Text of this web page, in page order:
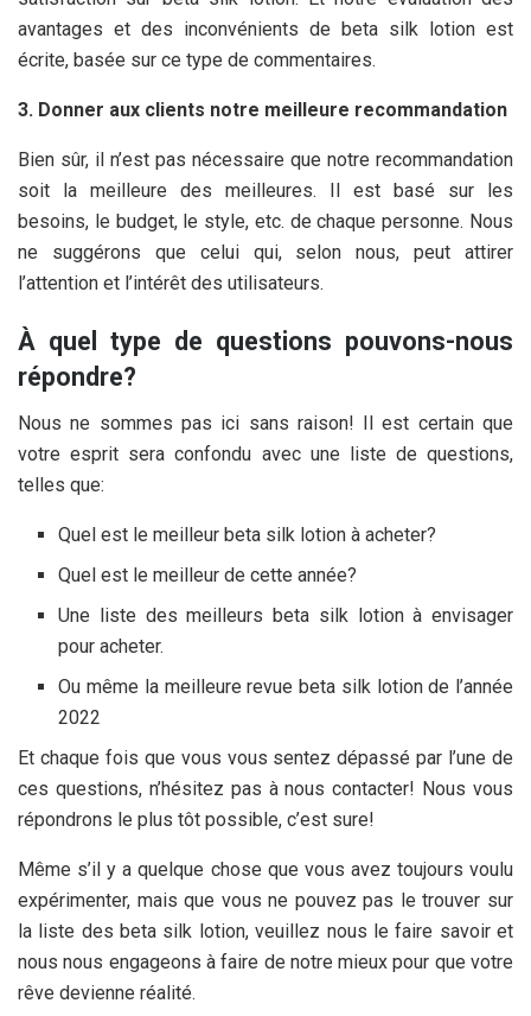
avantages et des inconvénients de beta silk lotion est
écrite, basée sur ce type de commentaires.
3. Donner aux clients notre meilleure recommandation
Bien sûr, il n’est pas nécessaire que notre recommandation
soit la meilleure des meilleures. Il est basé sur les
besoins, le budget, le style, etc. de chaque personne. Nous
ne suggérons que celui qui, selon nous, peut attirer
l’attention et l’intérêt des utilisateurs.
À quel type de questions pouvons-nous
répondre?
Nous ne sommes pas ici sans raison! Il est certain que
votre esprit sera confondu avec une liste de questions,
telles que:
Quel est le meilleur beta silk lotion à acheter?
Quel est le meilleurde cette année?
Une liste des meilleurs beta silk lotion à envisager
pour acheter.
Ou même la meilleure revue beta silk lotion de l’année
2022
Et chaque fois que vous vous sentez dépassé par l’une de
ces questions, n’hésitez pas à nous contacter! Nous vous
répondrons le plus tôt possible, c’est sure!
Même s’il y a quelque chose que vous avez toujours voulu
expérimenter, mais que vous ne pouvez pas le trouver sur
la liste des beta silk lotion, veuillez nous le faire savoir et
nous nous engageons à faire de notre mieux pour que votre
rêve devienne réalité.